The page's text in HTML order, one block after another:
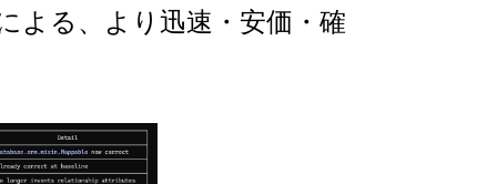
よる、より迅速・安価・確